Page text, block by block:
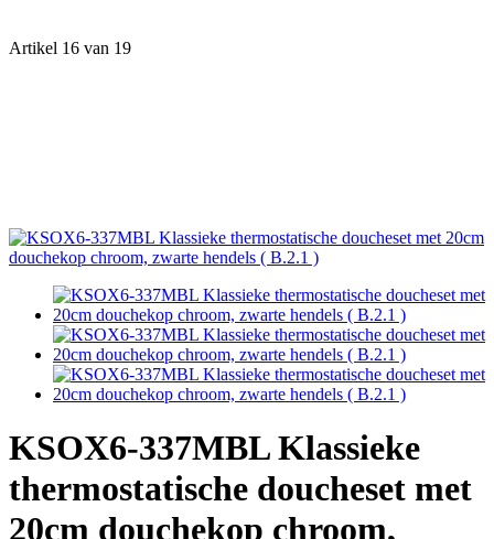
Artikel 16 van 19
KSOX6-337MBL Klassieke
thermostatische doucheset met
20cm douchekop chroom,